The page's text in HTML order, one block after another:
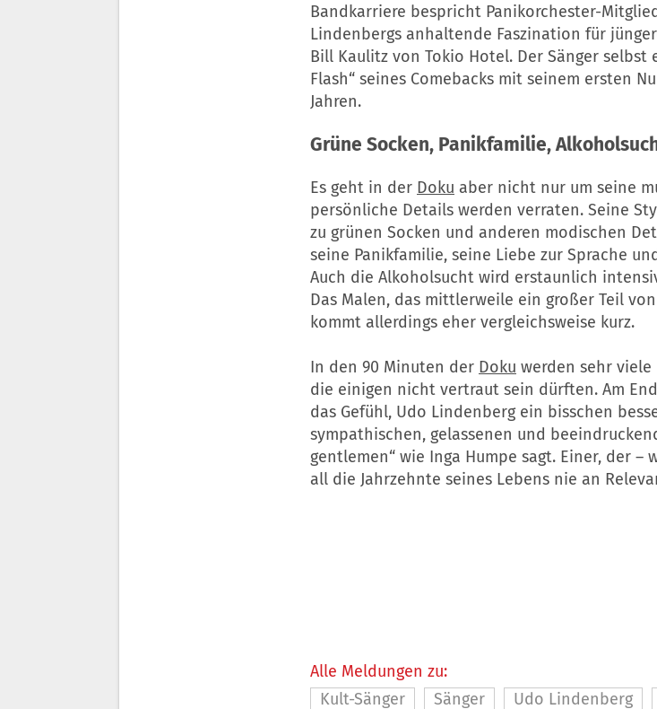
Bandkarriere bespricht Panikorchester-
Lindenbergs anhaltende Faszination für
Bill Kaulitz von Tokio Hotel. Der Sänger
Flash“ seines Comebacks mit seinem ersten
Jahren.
Grüne Socken, Panikfamilie,
Es geht in der Doku aber nicht nur um seine
persönliche Details werden verraten. Seine
zu grünen Socken und anderen modischen
seine Panikfamilie, seine Liebe zur Sprache
Auch die Alkoholsucht wird erstaunlich
Das Malen, das mittlerweile ein großer Teil
kommt allerdings eher vergleichsweise kurz.
In den 90 Minuten der Doku werden sehr
die einigen nicht vertraut sein dürften. Am
das Gefühl, Udo Lindenbergein bisschen
sympathischen, gelassenen und
gentlemen“ wie Inga Humpe sagt. Einer, der –
all die Jahrzehnte seines Lebens nie an
Alle Meldungen zu:
Kult-Sänger
Sänger Udo Lindenberg